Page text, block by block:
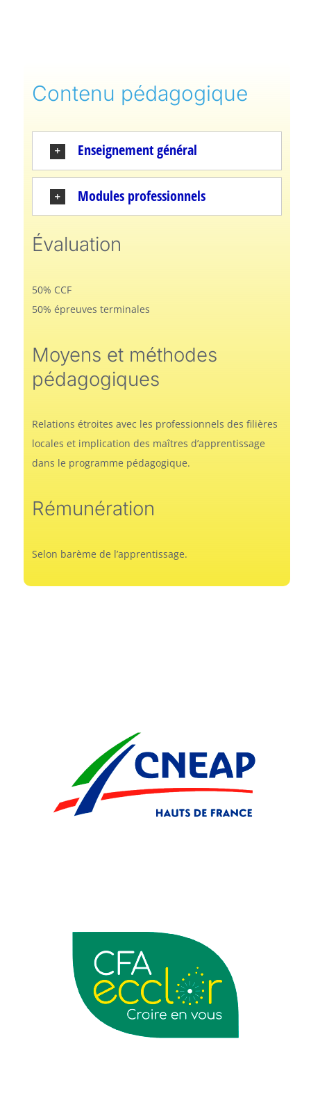
Contenu pédagogique
Enseignement général
Modules professionnels
Évaluation
50% CCF
50% épreuves terminales
Moyens et méthodes
pédagogiques
Relations étroites avec les professionnels des filières
locales et implication des maîtres d’apprentissage
dans le programme pédagogique.
Rémunération
Selon barème de l’apprentissage.